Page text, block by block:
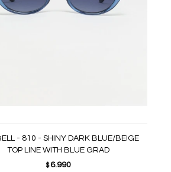
- 810 - SHINY DARK BLUE/BEIGE
TOP LINE WITH BLUE GRAD
$ 6.990